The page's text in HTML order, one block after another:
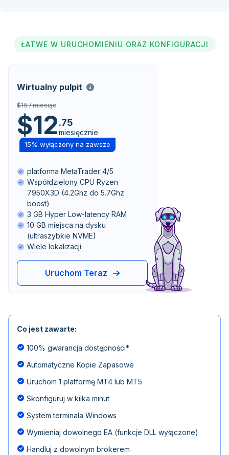
ŁATWE W URUCHOMIENIU ORAZ KONFIGURACJI
Wirtualny pulpit
$15 / miesiąc
$12.75
miesięcznie
15% wyłączony na zawsze
platforma MetaTrader 4/5
Współdzielony CPU Ryzen
7950X3D (4.2Ghz do 5.7Ghz
boost)
3 GB Hyper Low-latency RAM
10 GB miejsca na dysku
(ultraszybkie NVME)
Wiele lokalizacji
Uruchom Teraz
Co jest zawarte:
100% gwarancja dostępności*
Automatyczne Kopie Zapasowe
Uruchom 1 platformę MT4 lub MT5
Skonfiguruj w kilka minut
System terminala Windows
Wymieniaj dowolnego EA (funkcje DLL wyłączone)
Handluj z dowolnym brokerem